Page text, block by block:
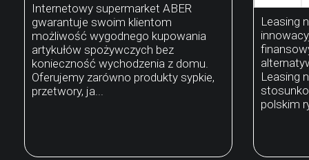
Internetowy supermarket ABER
gwarantuje swoim klientom
możliwość wygodnego kupowania
artykułów spożywczych bez
konieczność wychodzenia z domu.
Oferujemy zarówno produkty sypkie,
przetwory, ja...
Leasing
Leasing
polskim